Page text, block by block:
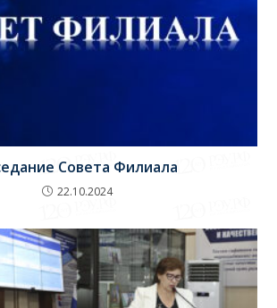
Совета Филиала
22.10.2024